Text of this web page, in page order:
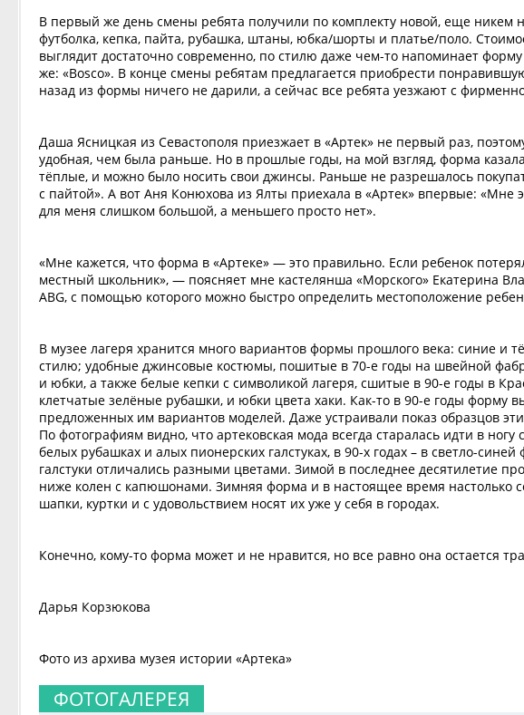
В первый же день смены ребята получили по комплекту новой, еще никем
футболка, кепка, пайта, рубашка, штаны, юбка/шорты и платье/поло.
выглядит достаточно современно, по стилю даже чем-то напоминает
же: «Bosco». В конце смены ребятам предлагается приобрести
назад из формы ничего не дарили, а сейчас все ребята уезжают с
Даша Ясницкая из Севастополя приезжает в «Артек» не первый раз,
удобная, чем была раньше. Но в прошлые годы, на мой взгляд, форма
тёплые, и можно было носить свои джинсы. Раньше не разрешалось
с пайтой». А вот Аня Конюхова из Ялты приехала в «Артек» впервые:
для меня слишком большой, а меньшего просто нет».
«Мне кажется, что форма в «Артеке» — это правильно. Если ребенок
местный школьник», — поясняет мне кастелянша «Морского» Екатерина
ABG, с помощью которого можно быстро определить местоположение
В музее лагеря хранится много вариантов формы прошлого века: синие и
стилю; удобные джинсовые костюмы, пошитые в 70-е годы на швейной
и юбки, а также белые кепки с символикой лагеря, сшитые в 90-е годы в
клетчатые зелёные рубашки, и юбки цвета хаки. Как-то в 90-е годы форму
предложенных им вариантов моделей. Даже устраивали показ образцов
По фотографиям видно, что артековская мода всегда старалась идти в
белых рубашках и алых пионерских галстуках, в 90-х годах – в светло-
галстуки отличались разными цветами. Зимой в последнее десятилетие
ниже колен с капюшонами. Зимняя форма и в настоящее время настолько
шапки, куртки и с удовольствием носят их уже у себя в городах.
Конечно, кому-то форма может и не нравится, но все равно она остается
Дарья Корзюкова
Фото из архива музея истории «Артека»
ФОТОГАЛЕРЕЯ